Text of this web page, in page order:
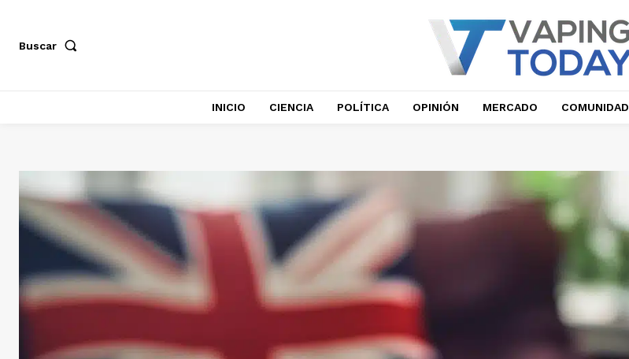
Buscar
INICIO CIENCIA POLÍTICA OPINIÓN MERCADO COMUNIDAD